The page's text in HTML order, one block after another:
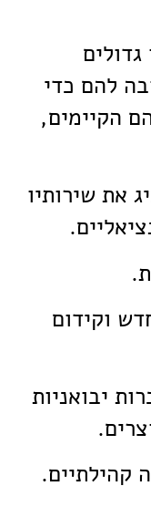
להם כדי
הקיימים,
את שירותיו
וקידום
יבואניות
קהילתיים.